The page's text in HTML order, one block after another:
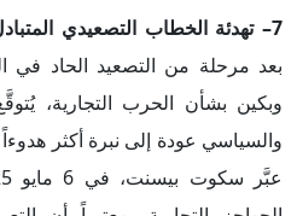
7– تهدئة الخطاب التصعيدي المتبادل بشأن التعريفات الجمركية:
بعد مرحلة من التصعيد الحاد في
وبكين بشأن الحرب التجارية،
والسياسي عودة إلى نبرة أكثر